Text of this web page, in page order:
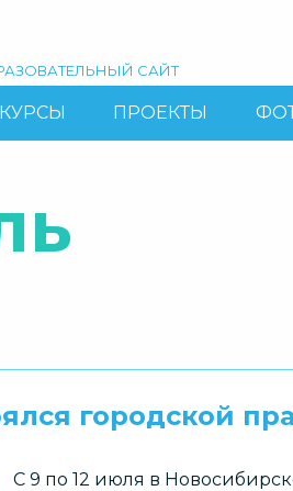
САЙТ
ПРОЕКТЫ
городской
С 9 по 12 июля в